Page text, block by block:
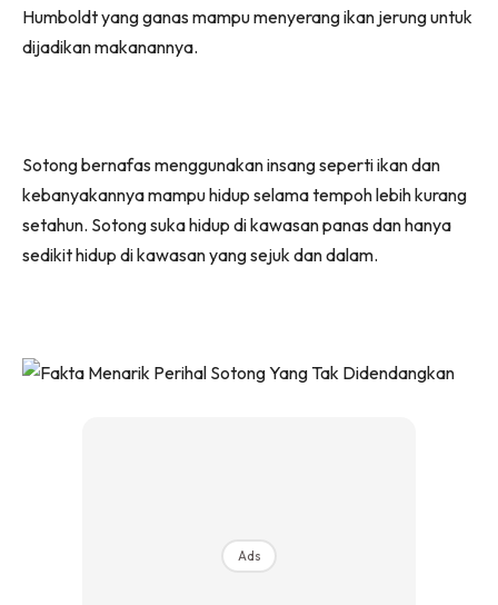
Humboldt yang ganas mampu menyerang ikan jerung untuk
dijadikan makanannya.
Sotong bernafas menggunakan insang seperti ikan dan
kebanyakannya mampu hidup selama tempoh lebih kurang
setahun. Sotong suka hidup di kawasan panas dan hanya
sedikit hidup di kawasan yang sejuk dan dalam.
Ads